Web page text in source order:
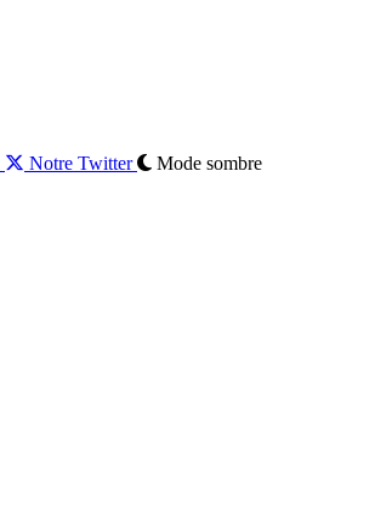
Notre Twitter
Mode sombre